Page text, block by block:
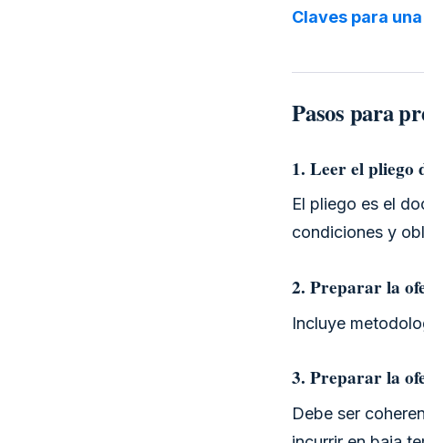
Claves para
Pasos para
1. Leer el pliego
El pliego es el
condiciones y
2. Preparar la
Incluye
3. Preparar la
Debe ser